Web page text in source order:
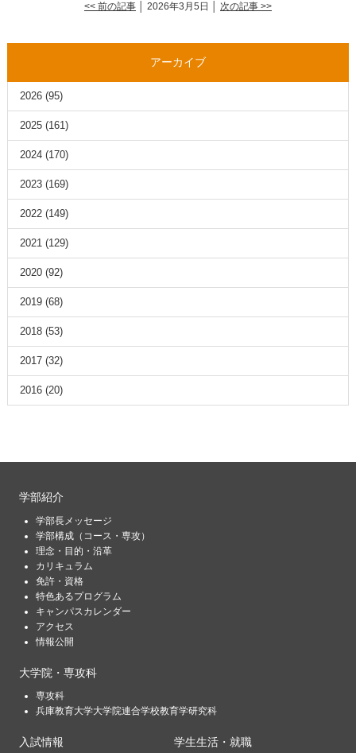
<< 前の記事│ 2026年3月5日 │ 次の記事 >>
アーカイブ
2026(95)
2025(161)
2024(170)
2023(169)
2022(149)
2021(129)
2020(92)
2019(68)
2018(53)
2017(32)
2016(20)
学部紹介
学部長メッセージ
学部構成（コース・専攻）
理念・目的・沿革
カリキュラム
免許・資格
特色あるプログラム
キャンパスカレンダー
アクセス
情報公開
大学院・専攻科
専攻科
兵庫教育大学大学院連合学校教育学研究科
入試情報 学生生活・就職